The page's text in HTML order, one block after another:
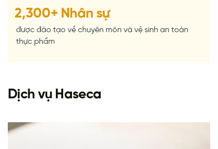
2,300+Nhân sự
được đào tạo về chuyên môn và vệ sinh an toàn
thực phẩm
Dịch vụ Haseca